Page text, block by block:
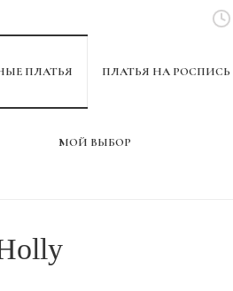
ПЛАТЬЯ ПЛАТЬЯ НА РОСПИСЬ
МОЙ ВЫБОР